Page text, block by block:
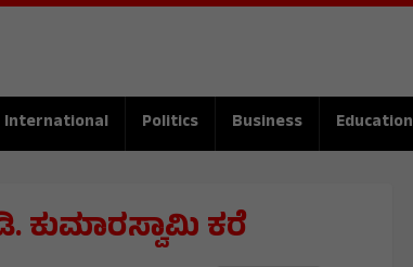
International Politics Business Education
ಕುಮಾರಸ್ವಾಮಿ ಕರೆ​